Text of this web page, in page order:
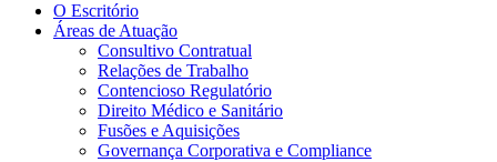
O Escritório
Áreas de Atuação
Consultivo Contratual
Relações de Trabalho
Contencioso Regulatório
Direito Médico e Sanitário
Fusões e Aquisições
Governança Corporativa e Compliance